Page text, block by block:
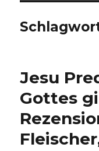
Jesu
Gottes